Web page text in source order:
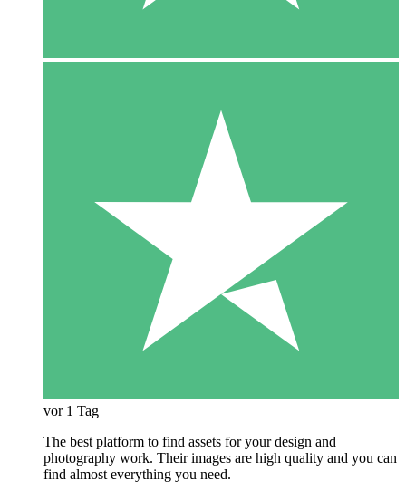
vor 1 Tag
The best platform to find assets for your design and
photography work. Their images are high quality and you can
find almost everything you need.